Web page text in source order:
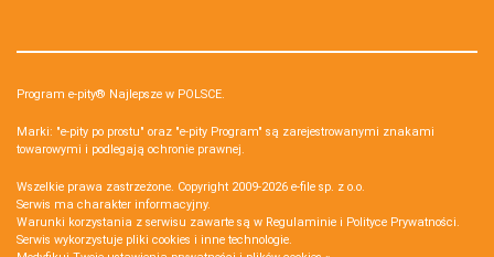
Program e-pity® Najlepsze w POLSCE.
Marki: "e-pity po prostu" oraz "e-pity Program" są zarejestrowanymi znakami
towarowymi i podlegają ochronie prawnej.
Wszelkie prawa zastrzeżone. Copyright 2009-2026 e-file sp. z o.o.
Serwis ma charakter informacyjny.
Warunki korzystania z serwisu zawarte są w Regulaminie i Polityce Prywatności.
Serwis wykorzystuje pliki cookies i inne technologie.